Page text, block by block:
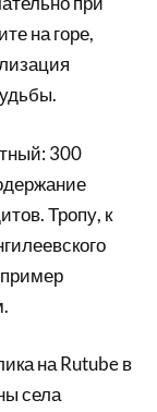
на горе,
300
Тропу, к
на Rutube в
села